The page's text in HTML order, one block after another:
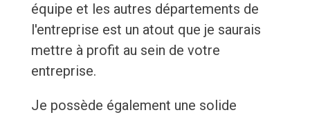
équipe et les autres départements de
l'entreprise est un atout que je saurais
mettre à profit au sein de votre
entreprise.
Je possède également une solide